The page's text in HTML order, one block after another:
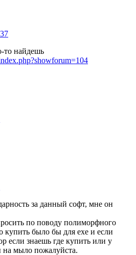
то найдешь
за данный софт, мне он
по поводу полиморфного
купить было бы для exe и если
если знаешь где купить или у
на мыло пожалуйста.